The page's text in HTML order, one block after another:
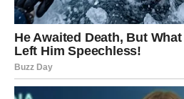
opterećivalo.
Ovo je period u kojem Škorpije
snagu – ne kroz reči, već kroz